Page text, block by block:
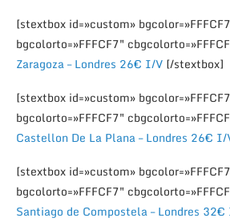
[stextbox id=»custom»
bgcolorto=»FFFCF7″
Zaragoza – Londres 26€ I/V [/stextbox]
[stextbox id=»custom»
bgcolorto=»FFFCF7″
Castellon De La Plana – Londres 26€ I/
[stextbox id=»custom»
bgcolorto=»FFFCF7″
Santiago de Compostela – Londres